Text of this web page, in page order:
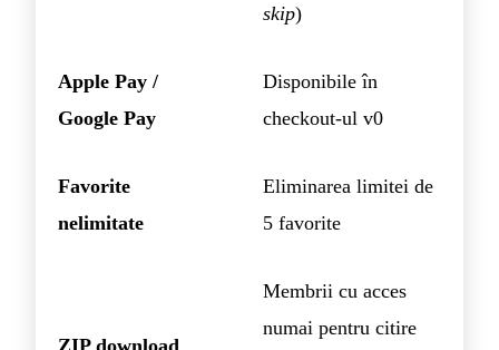
skip)
Apple Pay /
Google Pay
Disponibile în
checkout-ul v0
Favorite
nelimitate
Eliminarea limitei de
5 favorite
ZIP download
Membrii cu acces
numai pentru citire